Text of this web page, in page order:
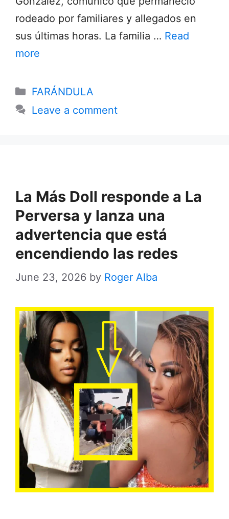
rodeado por familiares y allegados en
sus últimas horas. La familia … Read
more
Categories
FARÁNDULA
Leave a comment
La Más Doll responde a La
Perversa y lanza una
advertencia que está
encendiendo las redes
June 23, 2026 by Roger Alba